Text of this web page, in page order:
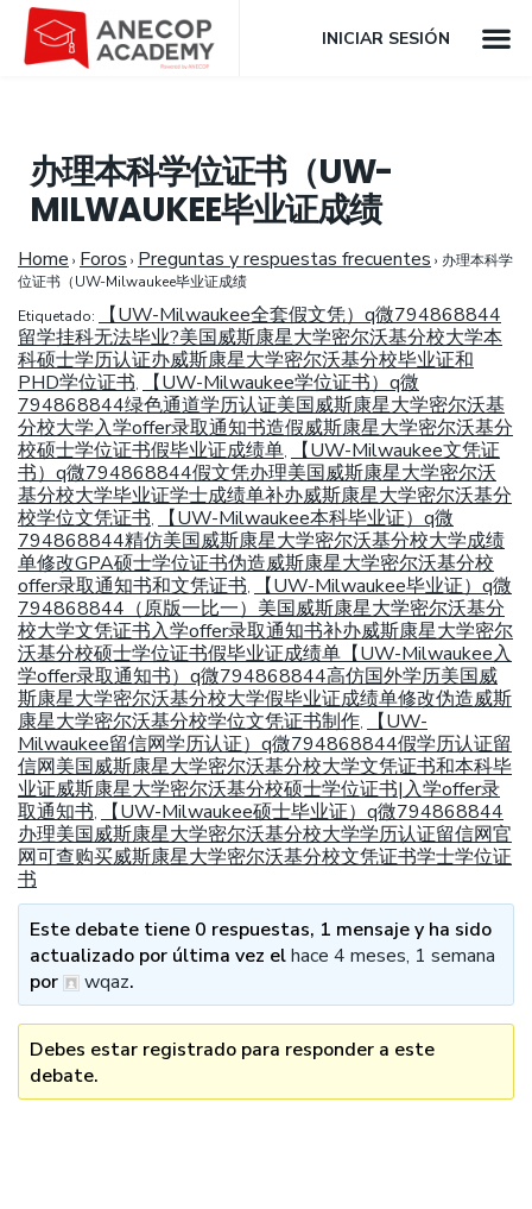
INICIAR SESIÓN
办理本科学位证书（UW-
MILWAUKEE毕业证成绩
Home › Foros › Preguntas y respuestas frecuentes › 办理本科学
位证书（UW-Milwaukee毕业证成绩
Etiquetado:
【UW-Milwaukee全套假文凭）q微794868844
留学挂科无法毕业?美国威斯康星大学密尔沃基分校大学本
科硕士学历认证办威斯康星大学密尔沃基分校毕业证和
PHD学位证书,
【UW-Milwaukee学位证书）q微
794868844绿色通道学历认证美国威斯康星大学密尔沃基
分校大学入学offer录取通知书造假威斯康星大学密尔沃基分
校硕士学位证书假毕业证成绩单,
【UW-Milwaukee文凭证
书）q微794868844假文凭办理美国威斯康星大学密尔沃
基分校大学毕业证学士成绩单补办威斯康星大学密尔沃基分
校学位文凭证书,
【UW-Milwaukee本科毕业证）q微
794868844精仿美国威斯康星大学密尔沃基分校大学成绩
单修改GPA硕士学位证书伪造威斯康星大学密尔沃基分校
offer录取通知书和文凭证书,
【UW-Milwaukee毕业证）q微
794868844（原版一比一）美国威斯康星大学密尔沃基分
校大学文凭证书入学offer录取通知书补办威斯康星大学密尔
沃基分校硕士学位证书假毕业证成绩单【UW-Milwaukee入
学offer录取通知书）q微794868844高仿国外学历美国威
斯康星大学密尔沃基分校大学假毕业证成绩单修改伪造威斯
康星大学密尔沃基分校学位文凭证书制作,
【UW-
Milwaukee留信网学历认证）q微794868844假学历认证留
信网美国威斯康星大学密尔沃基分校大学文凭证书和本科毕
业证威斯康星大学密尔沃基分校硕士学位证书|入学offer录
取通知书,
【UW-Milwaukee硕士毕业证）q微794868844
办理美国威斯康星大学密尔沃基分校大学学历认证留信网官
网可查购买威斯康星大学密尔沃基分校文凭证书学士学位证
书
Este debate tiene 0 respuestas, 1 mensaje y ha sido
actualizado por última vez elhace 4 meses, 1 semana
por
wqaz.
Debes estar registrado para responder a este
debate.